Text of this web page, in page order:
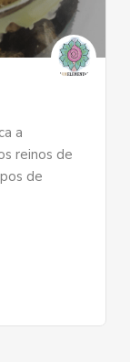
a
reinos de
de